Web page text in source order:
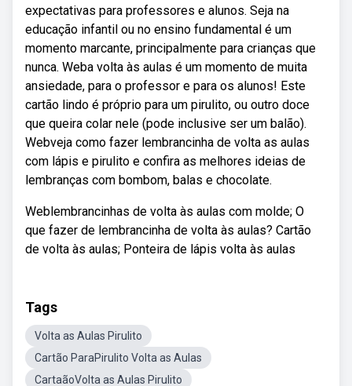
expectativas para professores e alunos. Seja na
educação infantil ou no ensino fundamental é um
momento marcante, principalmente para crianças que
nunca. Weba volta às aulas é um momento de muita
ansiedade, para o professor e para os alunos! Este
cartão lindo é próprio para um pirulito, ou outro doce
que queira colar nele (pode inclusive ser um balão).
Webveja como fazer lembrancinha de volta as aulas
com lápis e pirulito e confira as melhores ideias de
lembranças com bombom, balas e chocolate.
Weblembrancinhas de volta às aulas com molde; O
que fazer de lembrancinha de volta às aulas? Cartão
de volta às aulas; Ponteira de lápis volta às aulas
Tags
Volta as Aulas Pirulito
Cartão ParaPirulito Volta as Aulas
CartaãoVolta as Aulas Pirulito